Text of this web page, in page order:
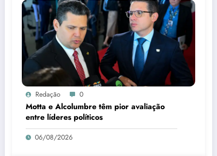
Redação 0
Motta e Alcolumbre têm pior avaliação
entre líderes políticos
06/08/2026